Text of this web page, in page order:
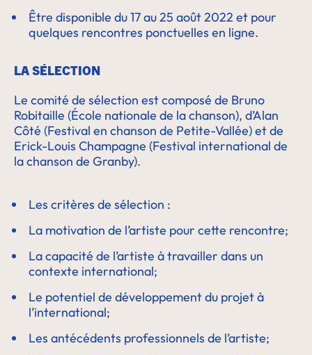
Être disponible du 17 au 25 août 2022 et pour
quelques rencontres ponctuelles en ligne.
LA SÉLECTION
Le comité de sélection est composé de Bruno
Robitaille (École nationale de la chanson), d’Alan
Côté (Festival en chanson de Petite-Vallée) et de
Erick-Louis Champagne (Festival international de
la chanson de Granby).
Les critères de sélection :
La motivation de l’artiste pour cette rencontre;
La capacité de l’artiste à travailler dans un
contexte international;
Le potentiel de développement du projet à
l’international;
Les antécédents professionnels de l’artiste;